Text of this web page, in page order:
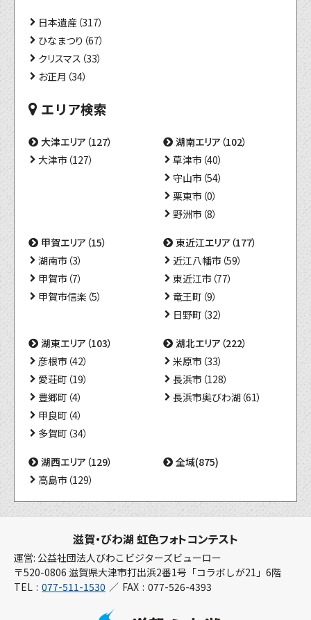
日本遺産（317）
ひなまつり（67）
クリスマス（33）
お正月（34）
エリア検索
大津エリア（127）
大津市（127）
湖南エリア（102）
草津市（40）
守山市（54）
栗東市（0）
野洲市（8）
甲賀エリア（15）
湖南市（3）
甲賀市（7）
甲賀市信楽（5）
東近江エリア（177）
近江八幡市（59）
東近江市（77）
竜王町（9）
日野町（32）
湖東エリア（103）
彦根市（42）
愛荘町（19）
豊郷町（4）
甲良町（4）
多賀町（34）
湖北エリア（222）
米原市（33）
長浜市（128）
長浜市奥びわ湖（61）
湖西エリア（129）
高島市（129）
全域(875)
滋賀・びわ湖 虹色フォトコンテスト
運営: 公益社団法人びわこビジターズビューロー
〒520-0806 滋賀県大津市打出浜2番1号「コラボしが21」6階
TEL
077-511-1530 FAX 077-526-4393